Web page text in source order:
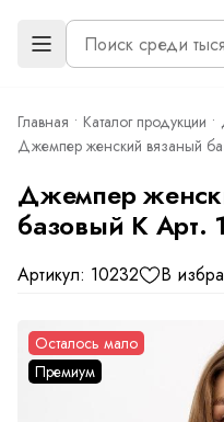
Главная Каталог продукции
Джемпер женский вязаный
Джемпер
базовый К Арт.
Артикул: 10232 В
Осталось мало
Премиум